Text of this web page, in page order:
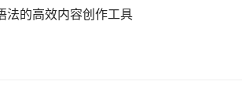
的高效内容创作工具